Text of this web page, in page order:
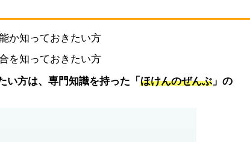
か知っておきたい方
を知っておきたい方
い方は、専門知識を持った「 ほけんのぜんぶ」の